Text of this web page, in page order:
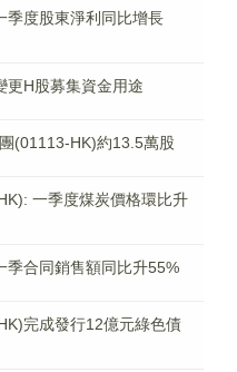
季度股東淨利同比增長
更H股募集資金用途
(01113-HK)約13.5萬股
一季度煤炭價格環比升
季合同銷售額同比升55%
完成發行12億元綠色債